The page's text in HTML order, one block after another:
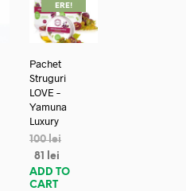
ERE!
Pachet
Struguri
LOVE –
Yamuna
Luxury
100lei
81
lei
ADD TO
CART